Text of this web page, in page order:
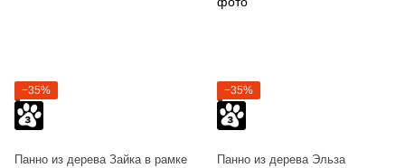
−35%
Панно из дерева Зайка в рамке
−35%
Панно из дерева Эльза